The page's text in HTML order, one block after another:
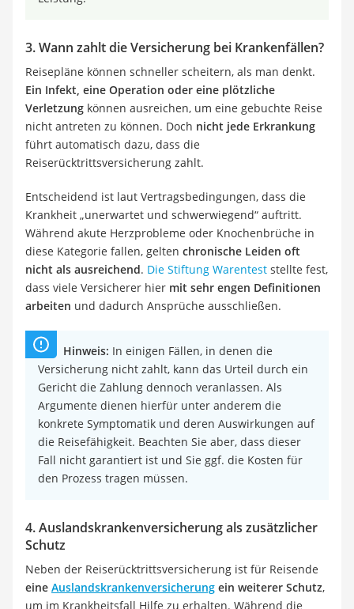
3. Wann zahlt die Versicherung bei Krankenfällen?
Reisepläne können schneller scheitern, als man denkt.
Ein Infekt, eine Operation oder eine plötzliche
Verletzung können ausreichen, um eine gebuchte Reise
nicht antreten zu können. Doch nicht jede Erkrankung
führt automatisch dazu, dass die
Reiserücktrittsversicherung zahlt.
Entscheidend ist laut Vertragsbedingungen, dass die
Krankheit „unerwartet und schwerwiegend“ auftritt.
Während akute Herzprobleme oder Knochenbrüche in
diese Kategorie fallen, gelten chronische Leiden oft
nicht als ausreichend. Die Stiftung Warentest stellte fest,
dass viele Versicherer hier mit sehr engen Definitionen
arbeiten und dadurch Ansprüche ausschließen.
Hinweis: In einigen Fällen, in denen die
Versicherung nicht zahlt, kann das Urteil durch ein
Gericht die Zahlung dennoch veranlassen. Als
Argumente dienen hierfür unter anderem die
konkrete Symptomatik und deren Auswirkungen auf
die Reisefähigkeit. Beachten Sie aber, dass dieser
Fall nicht garantiert ist und Sie ggf. die Kosten für
den Prozess tragen müssen.
4. Auslandskrankenversicherung als zusätzlicher
Schutz
Neben der Reiserücktrittsversicherung ist für Reisende
eine Auslandskrankenversicherung ein weiterer Schutz,
um im Krankheitsfall Hilfe zu erhalten. Während die